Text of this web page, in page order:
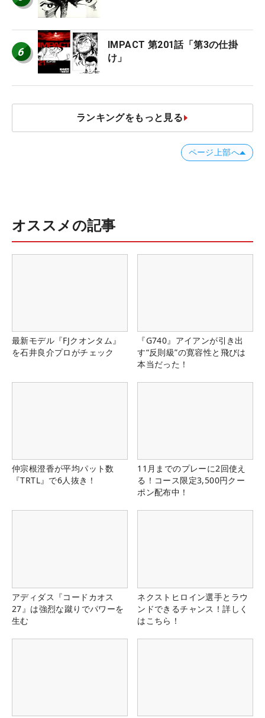
6
IMPACT 第201話「第3の仕掛
け」
ランキングをもっと見る
ページ上部へ
オススメの記事
最新モデル『FJクオンタム』
を石井良介プロがチェック
『G740』アイアンが引き出
す“反則級”の寛容性と飛びは
本当だった！
仲宗根澄香が平均パット数
『TRTL』で6人抜き！
11月までのプレーに2回使え
る！コース限定3,500円クー
ポン配布中！
アディダス『コードカオス
27』は強烈な蹴りでパワーを
生む
ネクストヒロイン選手とラウ
ンドできるチャンス！詳しく
はこちら！